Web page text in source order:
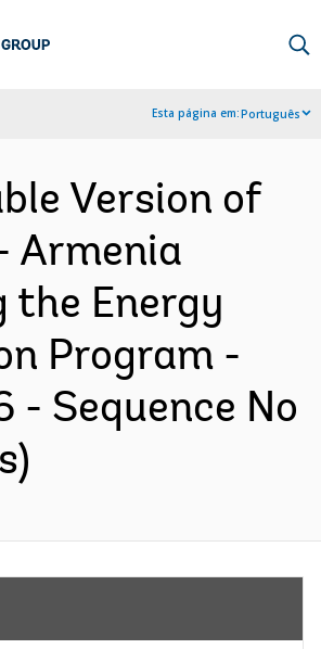
Esta página em:Português
Version of
Armenia
the Energy
Program -
- Sequence No